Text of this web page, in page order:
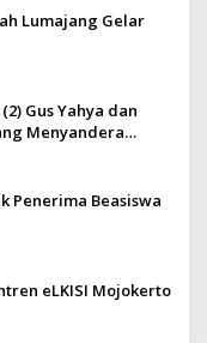
Lumajang Gelar
Gus Yahya dan
Menyandera
Penerima Beasiswa
eLKISI Mojokerto